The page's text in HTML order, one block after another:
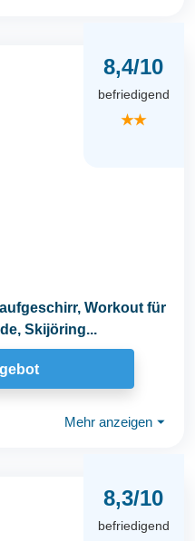
8,4/10
befriedigend
★★
Workout für
Skijöring...
Mehr anzeigen ⏷
8,3/10
befriedigend